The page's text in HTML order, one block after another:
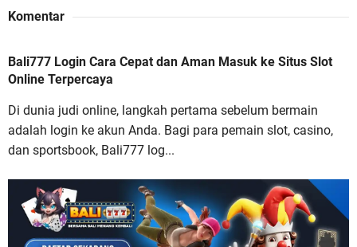
Bali777 Login Cara Cepat dan Aman Masuk ke
Buana88 Situs Slot Online Gacor dengan Bonus
Komentar
Bali777 Login Cara Cepat dan Aman Masuk ke Situs Slot
Online Terpercaya
Di dunia judi online, langkah pertama sebelum bermain
adalah login ke akun Anda. Bagi para pemain slot, casino,
dan sportsbook, Bali777 log...